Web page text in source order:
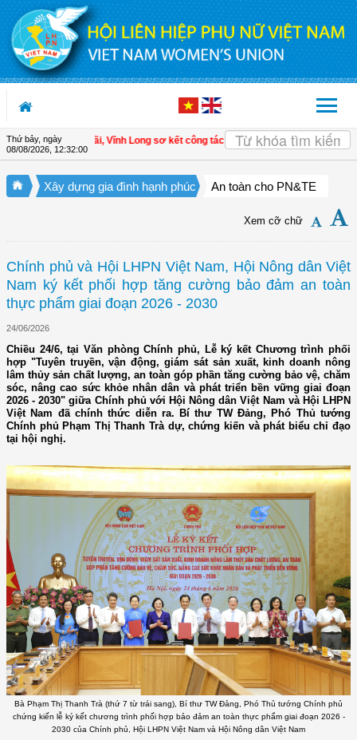
Truy cập nội dung luôn
Thứ bảy, ngày
08/08/2026, 12:32:02
Tam Ngãi, Vĩnh Long sơ kết công tác Hội và phong trào phụ nữ 6 tháng đầu
Xây dựng gia đình hạnh phúc An toàn cho PN&TE
Xem cỡ chữ
Chính phủ và Hội LHPN Việt Nam, Hội Nông dân Việt
Nam ký kết phối hợp tăng cường bảo đảm an toàn
thực phẩm giai đoạn 2026 - 2030
24/06/2026
Chiều 24/6, tại Văn phòng Chính phủ, Lễ ký kết Chương trình phối
hợp "Tuyên truyền, vận động, giám sát sản xuất, kinh doanh nông
lâm thủy sản chất lượng, an toàn góp phần tăng cường bảo vệ, chăm
sóc, nâng cao sức khỏe nhân dân và phát triển bền vững giai đoạn
2026 - 2030" giữa Chính phủ với Hội Nông dân Việt Nam và Hội LHPN
Việt Nam đã chính thức diễn ra. Bí thư TW Đảng, Phó Thủ tướng
Chính phủ Phạm Thị Thanh Trà dự, chứng kiến và phát biểu chỉ đạo
tại hội nghị.
Bà Phạm Thị Thanh Trà (thứ 7 từ trái sang), Bí thư TW Đảng, Phó Thủ tướng Chính phủ
chứng kiến lễ ký kết chương trình phối hợp bảo đảm an toàn thực phẩm giai đoạn 2026 -
2030 của Chính phủ, Hội LHPN Việt Nam và Hội Nông dân Việt Nam